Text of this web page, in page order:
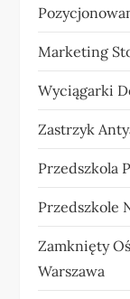
Marketing
Wyciągarki
Zastrzyk
Przedszkola
Przedszkole
Zamknięty
Warszawa